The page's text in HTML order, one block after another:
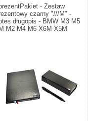
- Zestaw
czarny "///M" -
długopis - BMW M3 M5
M2 M4 M6 X6M X5M